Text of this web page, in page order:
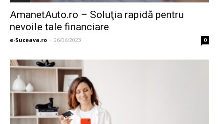
AmanetAuto.ro – Soluţia rapidă pentru
nevoile tale financiare
e-Suceava.ro - 26/06/2023 0